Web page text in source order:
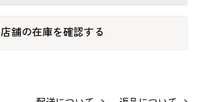
店舗の在庫を確認する